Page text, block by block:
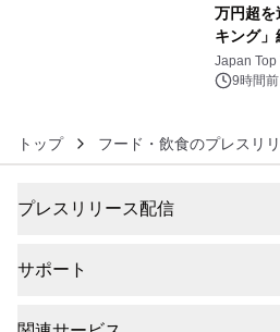
万円超
キング
浴シンギ
ズ（XL
Japan Top
9時間前
トップ フード・飲食のプレスリ
プレスリリース配信
サポート